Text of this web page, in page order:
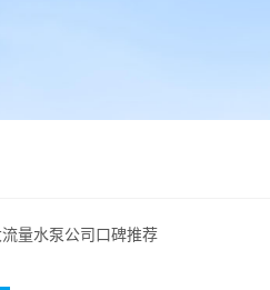
量水泵公司口碑推荐